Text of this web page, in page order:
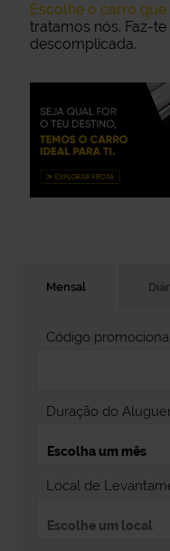
Mensal
Local de
Duração do
Código
Escolhe o carro
tratamos nós. Faz-
descomplicada.